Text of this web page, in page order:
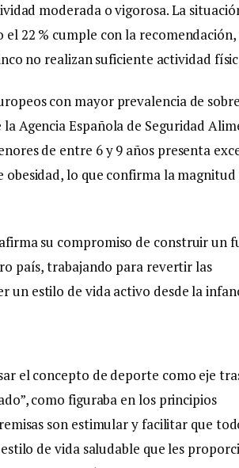
moderada o vigorosa. La
22 % cumple con la
no realizan suficiente actividad
con mayor prevalencia de
Agencia Española de Seguridad
de entre 6 y 9 años presenta
obesidad, lo que confirma la
su compromiso de construir un
país, trabajando para revertir las
un estilo de vida activo desde la
el concepto de deporte como eje
como figuraba en los principios
son estimular y facilitar que
de vida saludable que les